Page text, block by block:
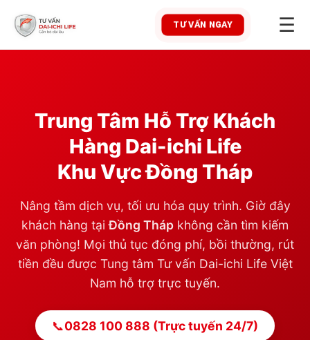
TƯ VẤN NGAY ☰
Trung Tâm Hỗ Trợ Khách
Hàng Dai-ichi Life
Khu VựcĐồng Tháp
Nâng tầm dịch vụ, tối ưu hóa quy trình. Giờ đây
khách hàng tạiĐồng Tháp không cần tìm kiếm
văn phòng! Mọi thủ tục đóng phí, bồi thường, rút
tiền đều được Tung tâm Tư vấn Dai-ichi Life Việt
Nam hỗ trợ trực tuyến.
📞0828 100 888 (Trực tuyến 24/7)